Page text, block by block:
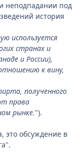
неподпадании под
история
используется
странах и
и России),
к вину,
полученного
права
рынке.").
это обсуждение в